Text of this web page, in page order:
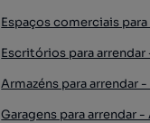
Espaços comerciais
Escritórios para arrendar
Armazéns para arrendar
Garagens para arrendar -